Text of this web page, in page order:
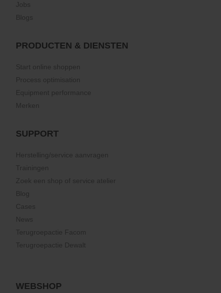
Jobs
Blogs
PRODUCTEN & DIENSTEN
Start online shoppen
Process optimisation
Equipment performance
Merken
SUPPORT
Herstelling/service aanvragen
Trainingen
Zoek een shop of service atelier
Blog
Cases
News
Terugroepactie Facom
Terugroepactie Dewalt
WEBSHOP